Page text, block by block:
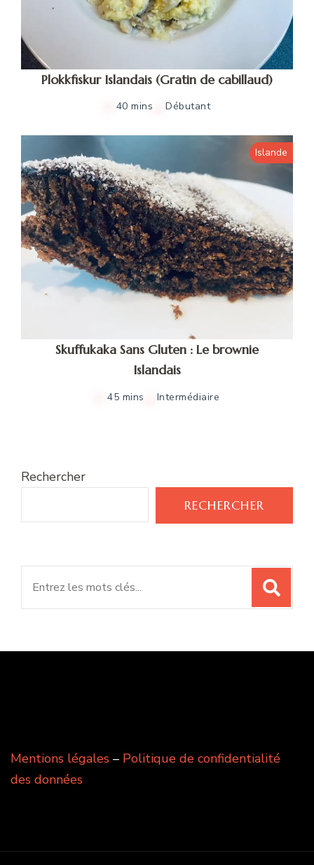
Plokkfiskur Islandais (Gratin de cabillaud)
40 mins Débutant
Islande
Skuffukaka Sans Gluten : Le brownie
Islandais
45 mins Intermédiaire
Rechercher
RECHERCHER
Mentions légales – Politique de confidentialité
des données